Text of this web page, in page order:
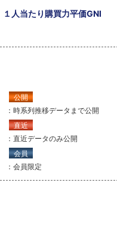
１人当たり購買力平価GNI
公開
：時系列推移データまで公開
直近
：直近データのみ公開
会員
：会員限定